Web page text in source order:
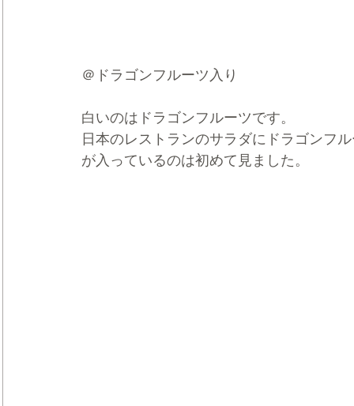
＠ドラゴンフルーツ入り
白いのはドラゴンフルーツです。
日本のレストランのサラダにドラゴンフ
が入っているのは初めて見ました。